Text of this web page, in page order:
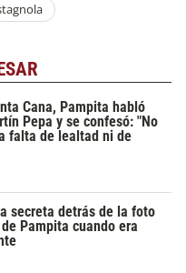
Cana, Pampita habló
Pepa y se confesó: "No
falta de lealtad ni de
secreta detrás de la foto
Pampita cuando era